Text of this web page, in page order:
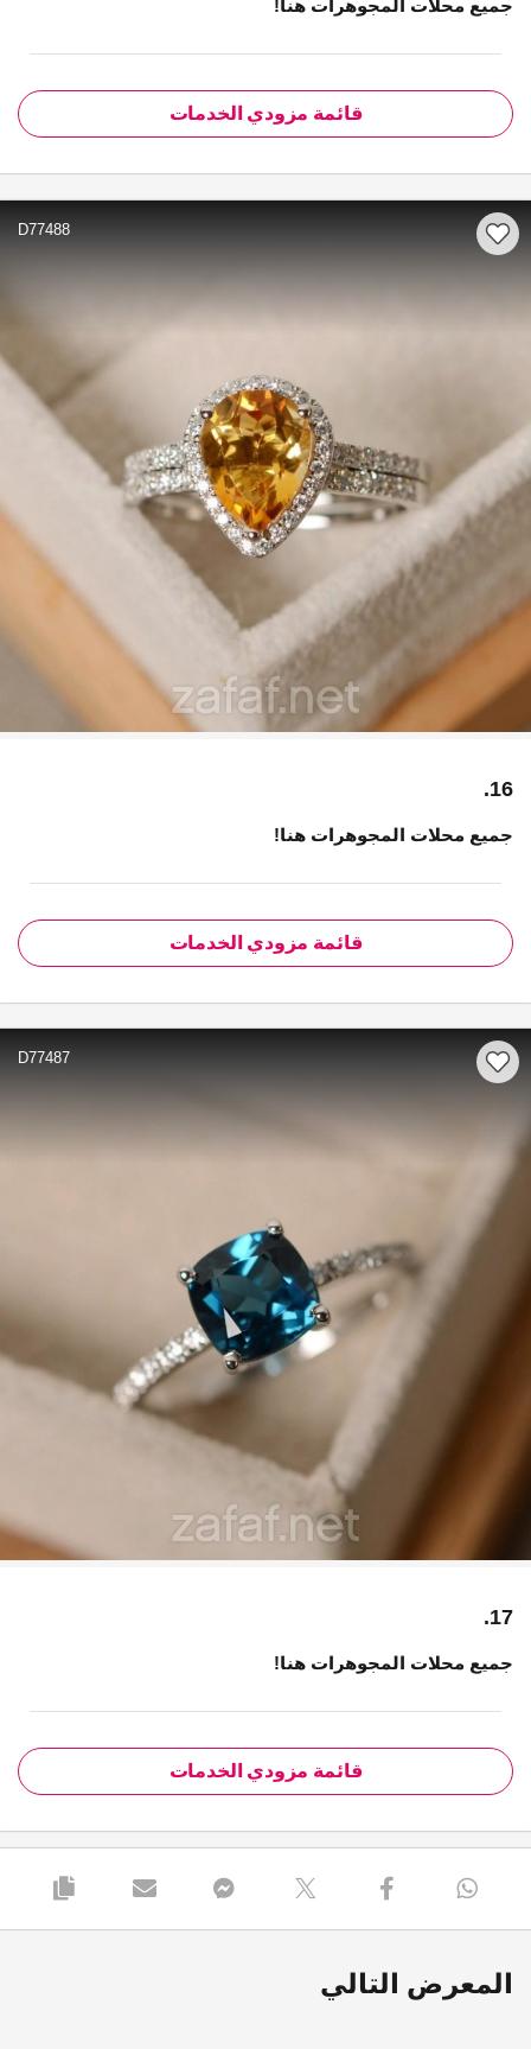
جميع محلات المجوهرات هنا!
قائمة مزودي الخدمات
D77488
16.
جميع محلات المجوهرات هنا!
قائمة مزودي الخدمات
D77487
17.
جميع محلات المجوهرات هنا!
قائمة مزودي الخدمات
المعرض التالي